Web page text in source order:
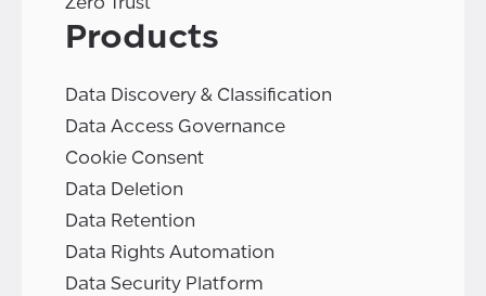
Products
Data Discovery & Classification
Data Access Governance
Cookie Consent
Data Deletion
Data Retention
Data Rights Automation
Data Security Platform